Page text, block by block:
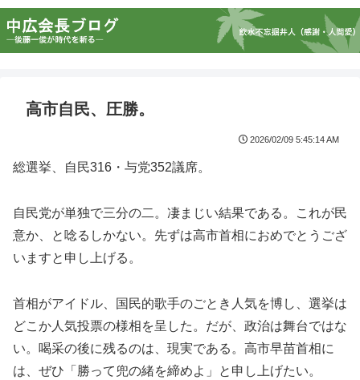
高市自民、圧勝。
2026/02/09 5:45:14 AM
総選挙、自民316・与党352議席。
自民党が単独で三分の二。凄まじい結果である。これが民
意か、と唸るしかない。先ずは高市首相におめでとうござ
いますと申し上げる。
首相がアイドル、国民的歌手のごとき人気を博し、選挙は
どこか人気投票の様相を呈した。だが、政治は舞台ではな
い。喝采の後に残るのは、現実である。高市早苗首相に
は、ぜひ「勝って兜の緒を締めよ」と申し上げたい。